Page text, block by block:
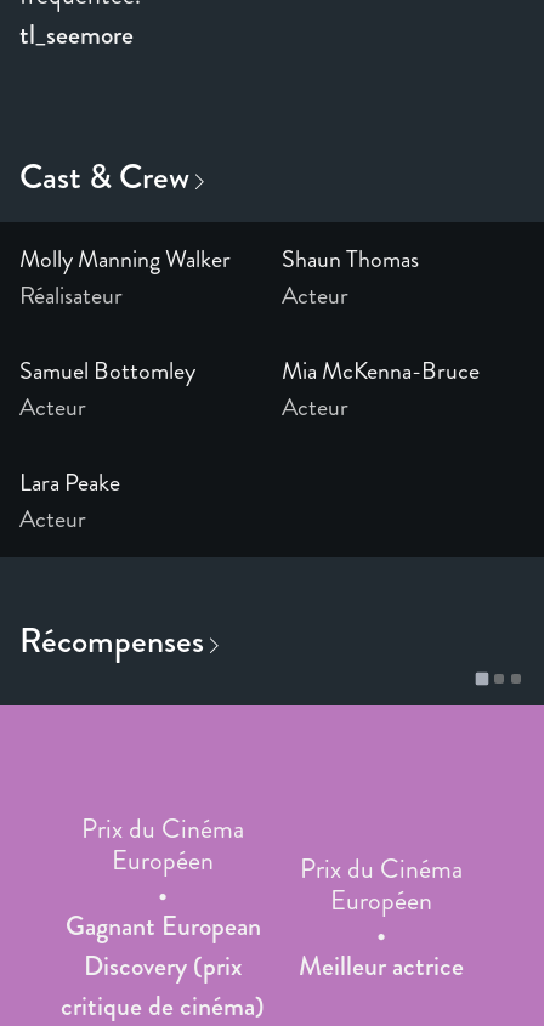
tl_seemore
Molly Manning Walker
Réalisateur
Shaun Thomas
Acteur
Samuel Bottomley
Acteur
Mia McKenna-Bruce
Acteur
Lara Peake
Acteur
Prix du Cinéma
Européen
Gagnant European
Discovery (prix
critique de cinéma)
Prix du Cinéma
Européen
Meilleur actrice